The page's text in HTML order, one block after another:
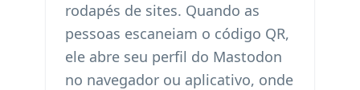
rodapés de sites. Quando as
pessoas escaneiam o código QR,
ele abre seu perfil do Mastodon
no navegador ou aplicativo, onde